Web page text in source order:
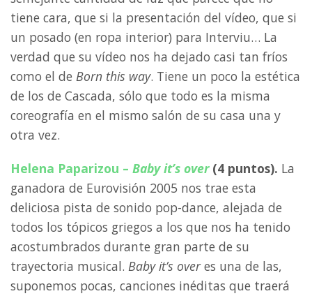
tiene cara, que si la presentación del vídeo, que si
un posado (en ropa interior) para Interviu… La
verdad que su vídeo nos ha dejado casi tan fríos
como el de Born this way. Tiene un poco la estética
de los de Cascada, sólo que todo es la misma
coreografía en el mismo salón de su casa una y
otra vez.
Helena Paparizou – Baby it’s over(4 puntos). La
ganadora de Eurovisión 2005 nos trae esta
deliciosa pista de sonido pop-dance, alejada de
todos los tópicos griegos a los que nos ha tenido
acostumbrados durante gran parte de su
trayectoria musical. Baby it’s overes una de las,
suponemos pocas, canciones inéditas que traerá